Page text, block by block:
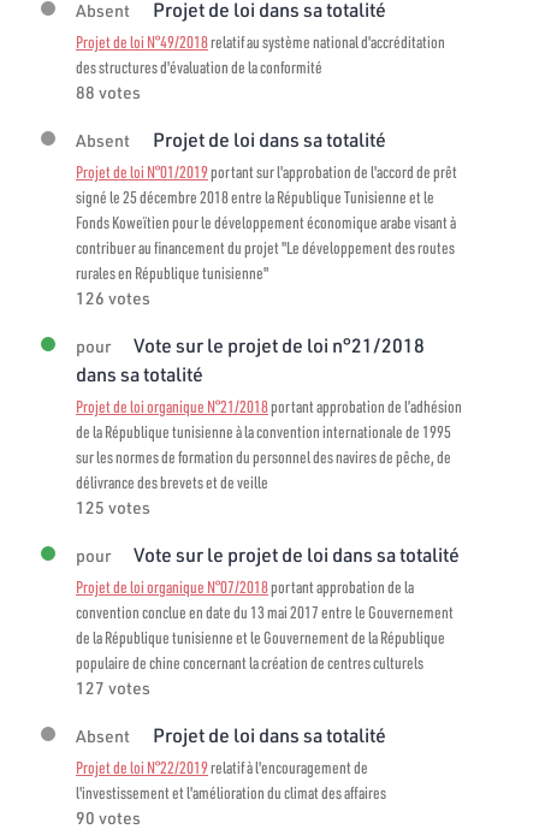
Absent Projet de loi dans sa totalité
Projet de loi N°49/2018relatif au système national d'accréditation
des structures d'évaluation de la conformité
88 votes
Absent Projet de loi dans sa totalité
Projet de loi N°01/2019portant sur l'approbation de l'accord de prêt
signé le 25 décembre 2018 entre la République Tunisienne et le
Fonds Koweïtien pour le développement économique arabe visant à
contribuer au financement du projet "Le développement des routes
rurales en République tunisienne"
126 votes
pour
Vote sur le projet de loi n°21/2018
dans sa totalité
Projet de loi organique N°21/2018portant approbation de l’adhésion
de la République tunisienne à la convention internationale de 1995
sur les normes de formation du personnel des navires de pêche, de
délivrance des brevets et de veille
125 votes
pour Vote sur le projet de loi dans sa totalité
Projet de loi organique N°07/2018portant approbation de la
convention conclue en date du 13 mai 2017 entre le Gouvernement
de la République tunisienne et le Gouvernement de la République
populaire de chine concernant la création de centres culturels
127 votes
Absent Projet de loi dans sa totalité
Projet de loi N°22/2019relatif à l'encouragement de
l'investissement et l'amélioration du climat des affaires
90 votes